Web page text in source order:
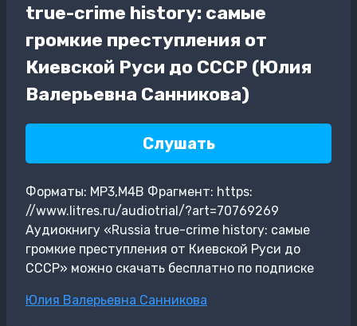
true-crime history: самые
громкие преступления от
Киевской Руси до СССР (Юлия
Валерьевна Санникова)
Слушать
Форматы: MP3,M4B Фрагмент: https:
//www.litres.ru/audiotrial/?art=70769269
Аудиокнигу «Russia true-crime history: самые
громкие преступления от Киевской Руси до
СССР» можно скачать бесплатно по подписке
Метки
Юлия Валерьевна Санникова